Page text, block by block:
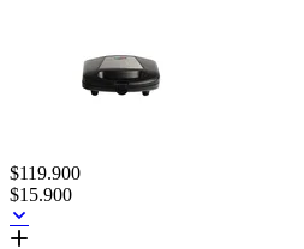
$119.900
$15.900